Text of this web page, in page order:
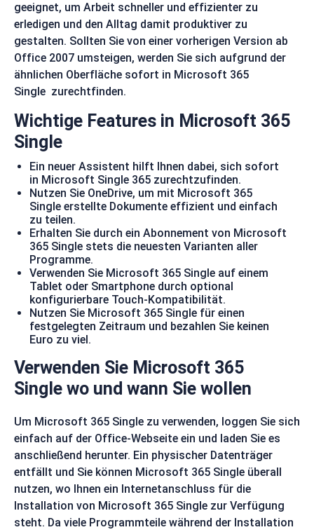
geeignet, um Arbeit schneller und effizienter zu
erledigen und den Alltag damit produktiver zu
gestalten. Sollten Sie von einer vorherigen Version ab
Office 2007 umsteigen, werden Sie sich aufgrund der
ähnlichen Oberfläche sofort in Microsoft 365
Single zurechtfinden.
Wichtige Features in Microsoft 365
Single
Ein neuer Assistent hilft Ihnen dabei, sich sofort
in Microsoft Single 365 zurechtzufinden.
Nutzen Sie OneDrive, um mit Microsoft 365
Single erstellte Dokumente effizient und einfach
zu teilen.
Erhalten Sie durch ein Abonnement von Microsoft
365 Single stets die neuesten Varianten aller
Programme.
Verwenden Sie Microsoft 365 Single auf einem
Tablet oder Smartphone durch optional
konfigurierbare Touch-Kompatibilität.
Nutzen Sie Microsoft 365 Single für einen
festgelegten Zeitraum und bezahlen Sie keinen
Euro zu viel.
Verwenden Sie Microsoft 365
Single wo und wann Sie wollen
Um Microsoft 365 Single zu verwenden, loggen Sie sich
einfach auf der Office-Webseite ein und laden Sie es
anschließend herunter. Ein physischer Datenträger
entfällt und Sie können Microsoft 365 Single überall
nutzen, wo Ihnen ein Internetanschluss für die
Installation von Microsoft 365 Single zur Verfügung
steht. Da viele Programmteile während der Installation